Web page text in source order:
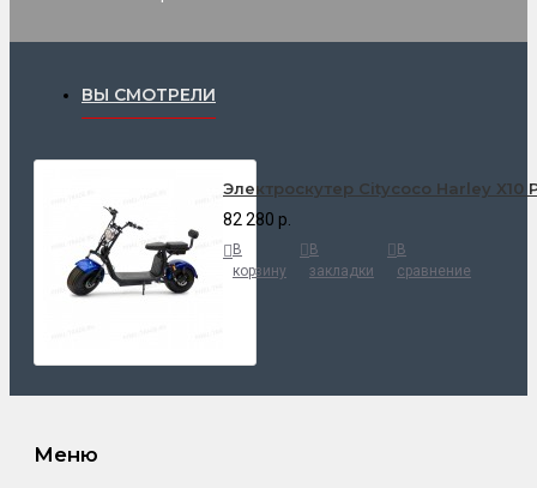
ВЫ СМОТРЕЛИ
Электроскутер Citycoco Harley
82 280 р.
В
корзину
В
закладки
В
сравнение
Меню